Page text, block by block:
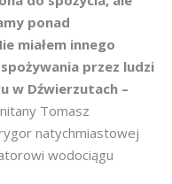
ponad
miałem innego
przez ludzi
w Dźwierzutach –
Tomasz
natychmiastowej
wodociągu